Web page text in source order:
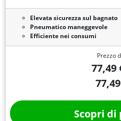
Elevata sicurezza sul bagnato
Pneumatico maneggevole
Efficiente nei consumi
Prezzo
77,49
Scopri di